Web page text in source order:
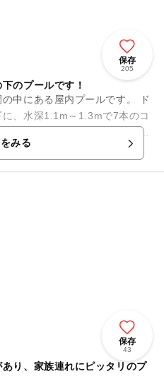
保存
205
のプールです！
中にある屋内プールです。 ド
、水深1.1m～1.3mで7本のコ
り、7本の内の1本は水深0.7
みる
保存
43
り、家族連れにピッタリのプ